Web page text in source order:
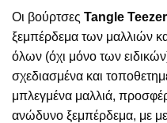
Οι βούρτσες Tangle Teezer
ξεμπέρδεμα των μαλλιών
όλων (όχι μόνο των
σχεδιασμένα και
μπλεγμένα μαλλιά,
ανώδυνο ξεμπέρδεμα, με